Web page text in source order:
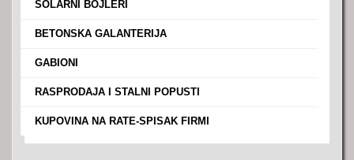
SOLARNI BOJLERI
BETONSKA GALANTERIJA
GABIONI
RASPRODAJA I STALNI POPUSTI
KUPOVINA NA RATE-SPISAK FIRMI